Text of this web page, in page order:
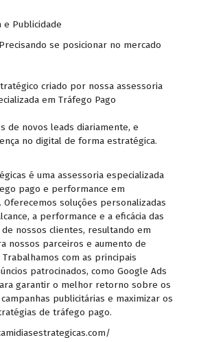
e Publicidade
Precisando se posicionar no mercado
criado por nossa assessoria
em Tráfego Pago
de novos leads diariamente, e
no digital de forma estratégica.
é uma assessoria especializada
pago e performance em
Oferecemos soluções personalizadas
a performance e a eficácia das
nossos clientes, resultando em
nossos parceiros e aumento de
com as principais
patrocinados, como Google Ads
garantir o melhor retorno sobre os
publicitárias e maximizar os
de tráfego pago.